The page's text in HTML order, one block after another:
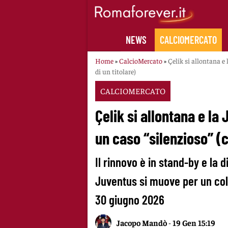
NEWS CALCIOMERCATO
Home»CalcioMercato»Çelik si allontana e
di un titolare)
CALCIOMERCATO
Çelik si allontana e la
un caso “silenzioso”
Il rinnovo è in stand-by e la
Juventus si muove per un
30 giugno 2026
Jacopo Mandò-19 Gen 15:19